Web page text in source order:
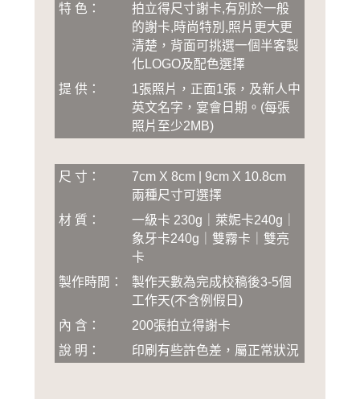
特 色：
拍立得尺寸謝卡,有別於一般
的謝卡,時尚特別,照片更大更
清楚，背面可挑選一個半客製
化LOGO及配色選擇
提 供：
1張照片，正面1張，及新人中
英文名字，宴會日期 。 (每張
照片至少2MB)
尺 寸：
7cm X 8cm | 9cm X 10.8cm
兩種尺寸可選擇
材 質：
一級卡 230g｜萊妮卡240g｜
象牙卡240g｜雙霧卡｜雙亮
卡
製作時間：
製作天數為完成校稿後3-5個
工作天(不含例假日)
內 含：
200張拍立得謝卡
說 明：
印刷有些許色差，屬正常狀況